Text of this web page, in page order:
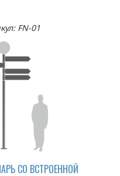
FN-01
СО ВСТРОЕННОЙ